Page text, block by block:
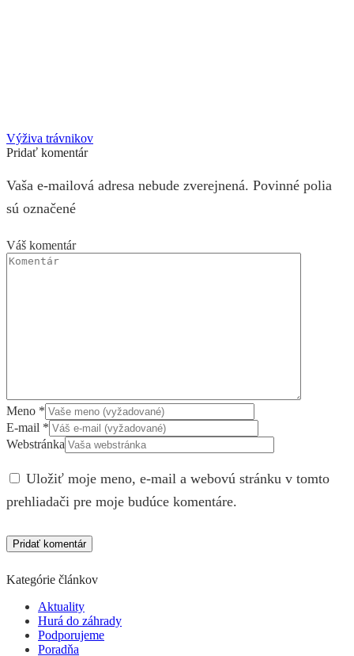
Výživa trávnikov
Pridať komentár
Vaša e-mailová adresa nebude zverejnená. Povinné polia
sú označené
Váš komentár
Meno *
E-mail *
Webstránka
Uložiť moje meno, e-mail a webovú stránku v tomto
prehliadači pre moje budúce komentáre.
Kategórie článkov
Aktuality
Hurá do záhrady
Podporujeme
Poradňa